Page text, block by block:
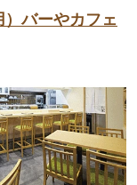
バーやカフェ